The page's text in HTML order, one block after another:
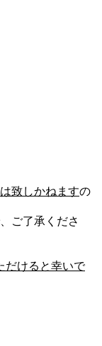
致しかねますの
ご了承くださ
だけると幸いで